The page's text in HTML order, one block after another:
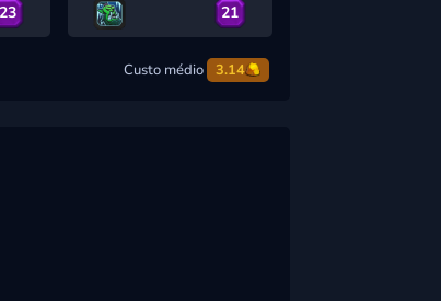
23 21
Custo médio 3.14